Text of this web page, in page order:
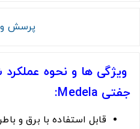
پرسش
ویژگی ها و نحوه
جفتی Medela:
قابل استفاده با برق و